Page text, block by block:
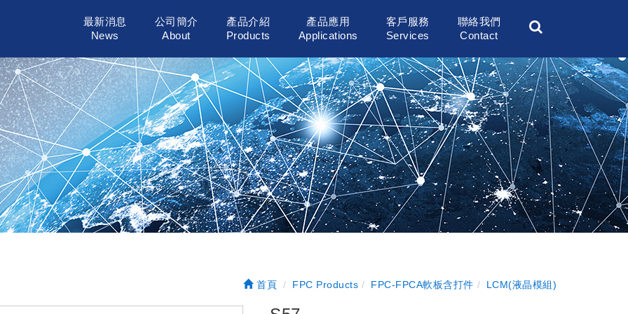
最新消息
News
公司簡介
About
產品介紹
Products
產品應用
Applications
客戶服務
Services
聯絡我們
Contact
首頁 FPC Products FPC-FPCA軟板含打件 LCM(液晶模組)